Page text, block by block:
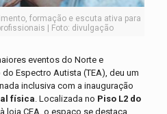
formação e escuta ativa para
| Foto: divulgação
eventos do Norte e
Espectro Autista (TEA), deu um
inclusiva com a inauguração
física . Localizada no Piso L2 do
à loja CEA, o espaço se destaca